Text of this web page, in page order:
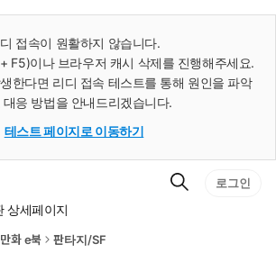
접속이 원활하지 않습니다.
F5)이나 브라우저 캐시 삭제를 진행해주세요.
한다면 리디 접속 테스트를 통해 원인을 파악
대응 방법을 안내드리겠습니다.
테스트 페이지로 이동하기
검
로그인
상세페이지
만화 e북 판타지/SF